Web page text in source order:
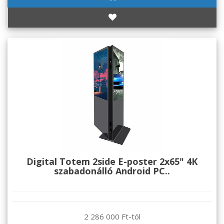
Digital Totem 2side E-poster 2x65" 4K
szabadonálló Android PC..
2 286 000 Ft-tól